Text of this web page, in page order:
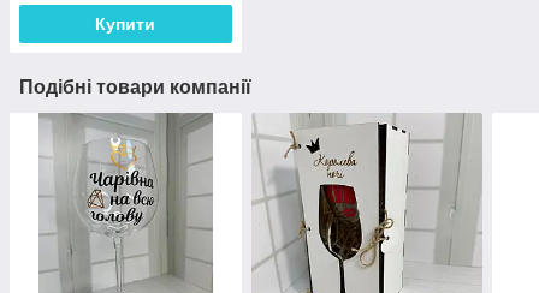
Купити
Подібні товари компанії